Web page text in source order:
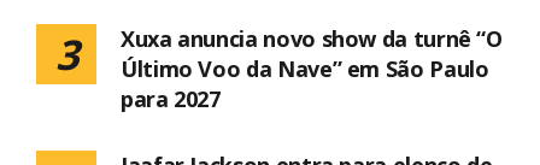
3
Xuxa anuncia novo show da turnê “O
Último Voo da Nave” em São Paulo
para 2027